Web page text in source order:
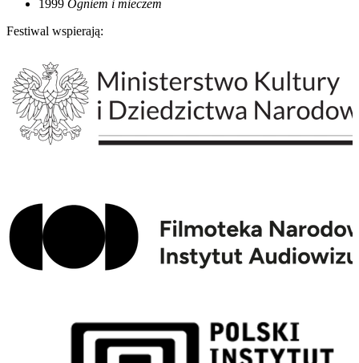
1999 Ogniem i mieczem
Festiwal wspierają: